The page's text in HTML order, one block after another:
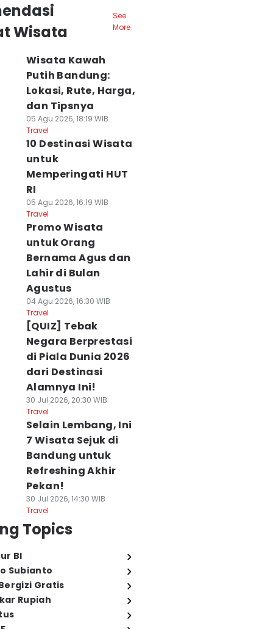
Wisata
See
More
Wisata Kawah
Putih Bandung:
Lokasi, Rute, Harga,
dan Tipsnya
05 Agu 2026, 18:19 WIB
Travel
10 Destinasi Wisata
untuk
Memperingati HUT
RI
05 Agu 2026, 16:19 WIB
Travel
Promo Wisata
untuk Orang
Bernama Agus dan
Lahir di Bulan
Agustus
04 Agu 2026, 16:30 WIB
Travel
[QUIZ] Tebak
Negara Berprestasi
di Piala Dunia 2026
dari Destinasi
Alamnya Ini!
30 Jul 2026, 20:30 WIB
Travel
Selain Lembang, Ini
7 Wisata Sejuk di
Bandung untuk
Refreshing Akhir
Pekan!
30 Jul 2026, 14:30 WIB
Travel
Topics
BI
Subianto
Gratis
Rupiah